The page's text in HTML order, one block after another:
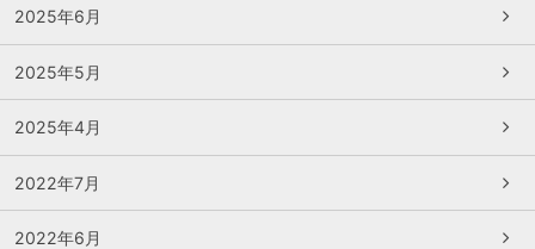
2025年6月
2025年5月
2025年4月
2022年7月
2022年6月